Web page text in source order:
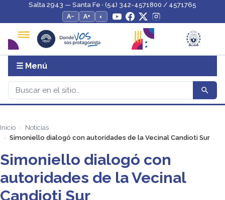
Salta 2943 — Santa Fe · (54) 342-4571800 / 4571765
A−
A+ ◐
☰ Menú
Inicio
Noticias
Simoniello dialogó con autoridades de la Vecinal Candioti Sur
Simoniello dialogó con
autoridades de la Vecinal
Candioti Sur